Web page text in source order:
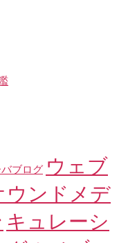
ブログ ウェブ
ウンドメデ
キュレーシ